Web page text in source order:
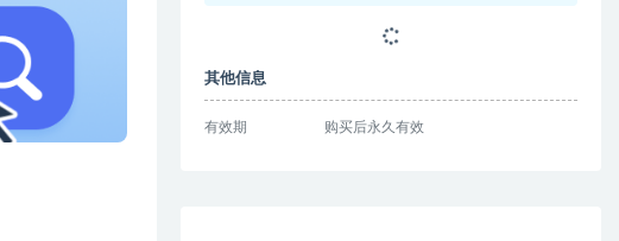
其他信息
有效期 购买后永久有效